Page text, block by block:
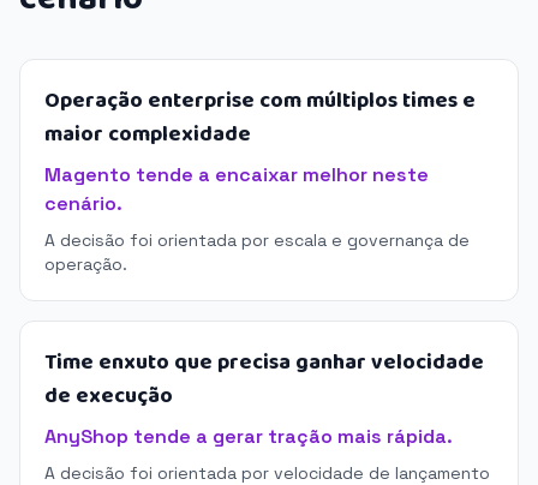
Operação enterprise com múltiplos times e
maior complexidade
Magento tende a encaixar melhor neste
cenário.
A decisão foi orientada por escala e governança de
operação.
Time enxuto que precisa ganhar velocidade
de execução
AnyShop tende a gerar tração mais rápida.
A decisão foi orientada por velocidade de lançamento